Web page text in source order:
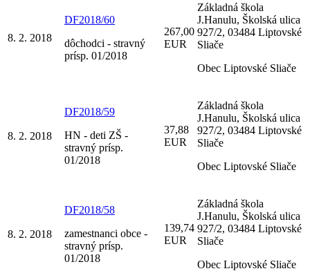
8. 2. 2018
DF2018/60
dôchodci - stravný
prísp. 01/2018
267,00
EUR
Základná škola
J.Hanulu, Školská ulica
927/2, 03484 Liptovské
Sliače
Obec Liptovské Sliače
8. 2. 2018
DF2018/59
HN - deti ZŠ -
stravný prísp.
01/2018
37,88
EUR
Základná škola
J.Hanulu, Školská ulica
927/2, 03484 Liptovské
Sliače
Obec Liptovské Sliače
8. 2. 2018
DF2018/58
zamestnanci obce -
stravný prísp.
01/2018
139,74
EUR
Základná škola
J.Hanulu, Školská ulica
927/2, 03484 Liptovské
Sliače
Obec Liptovské Sliače